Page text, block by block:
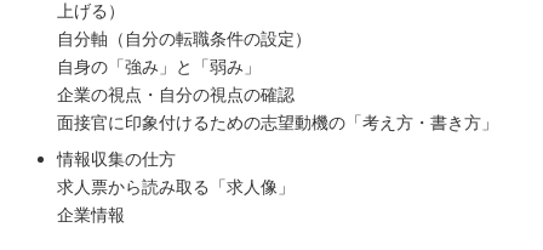
上げる）
自分軸（自分の転職条件の設定）
自身の「強み」と「弱み」
企業の視点・自分の視点の確認
面接官に印象付けるための志望動機の「考え方・書き方」
情報収集の仕方
求人票から読み取る「求人像」
企業情報